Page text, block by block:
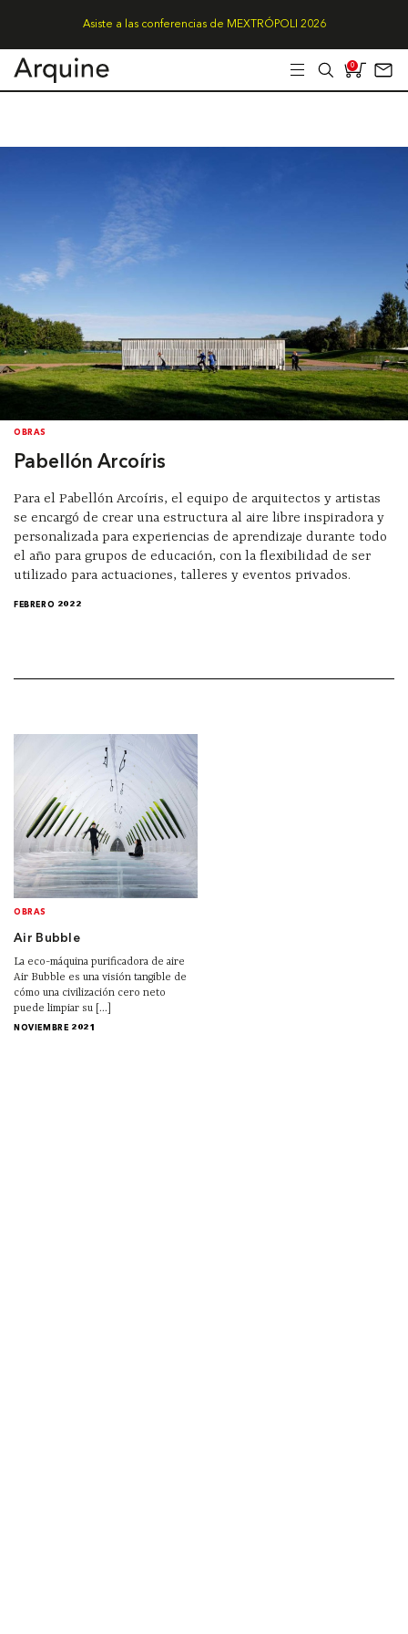
Asiste a las conferencias de MEXTRÓPOLI 2026
0
OBRAS
Pabellón Arcoíris
Para el Pabellón Arcoíris, el equipo de arquitectos y artistas
se encargó de crear una estructura al aire libre inspiradora y
personalizada para experiencias de aprendizaje durante todo
el año para grupos de educación, con la flexibilidad de ser
utilizado para actuaciones, talleres y eventos privados.
FEBRERO 2022
OBRAS
Air Bubble
La eco-máquina purificadora de aire
Air Bubble es una visión tangible de
cómo una civilización cero neto
puede limpiar su [...]
NOVIEMBRE 2021